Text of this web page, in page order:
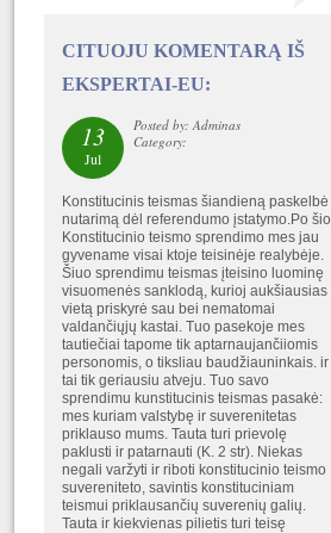
CITUOJU KOMENTARĄ IŠ
EKSPERTAI-EU:
13
Jul
Posted by: Adminas
Category:
Konstitucinis teismas šiandieną paskelbė
nutarimą dėl referendumo įstatymo.Po šio
Konstitucinio teismo sprendimo mes jau
gyvename visai ktoje teisinėje realybėje.
Šiuo sprendimu teismas įteisino luominę
visuomenės sanklodą, kurioj aukšiausias
vietą priskyrė sau bei nematomai
valdančiųjų kastai. Tuo pasekoje mes
tautiečiai tapome tik aptarnaujančiiomis
personomis, o tiksliau baudžiauninkais. ir
tai tik geriausiu atveju. Tuo savo
sprendimu kunstitucinis teismas pasakė:
mes kuriam valstybę ir suverenitetas
priklauso mums. Tauta turi prievolę
paklusti ir patarnauti (K. 2 str). Niekas
negali varžyti ir riboti konstitucinio teismo
suvereniteto, savintis konstituciniam
teismui priklausančių suverenių galių.
Tauta ir kiekvienas pilietis turi teisę